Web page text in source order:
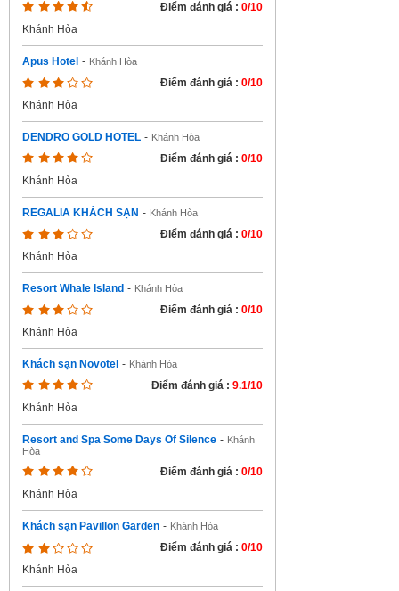
Điểm đánh giá : 0/10
Khánh Hòa
Apus Hotel - Khánh Hòa
Điểm đánh giá : 0/10
Khánh Hòa
DENDRO GOLD HOTEL - Khánh Hòa
Điểm đánh giá : 0/10
Khánh Hòa
REGALIA KHÁCH SẠN - Khánh Hòa
Điểm đánh giá : 0/10
Khánh Hòa
Resort Whale Island - Khánh Hòa
Điểm đánh giá : 0/10
Khánh Hòa
Khách sạn Novotel - Khánh Hòa
Điểm đánh giá : 9.1/10
Khánh Hòa
Resort and Spa Some Days Of Silence - Khánh
Hòa
Điểm đánh giá : 0/10
Khánh Hòa
Khách sạn Pavillon Garden - Khánh Hòa
Điểm đánh giá : 0/10
Khánh Hòa